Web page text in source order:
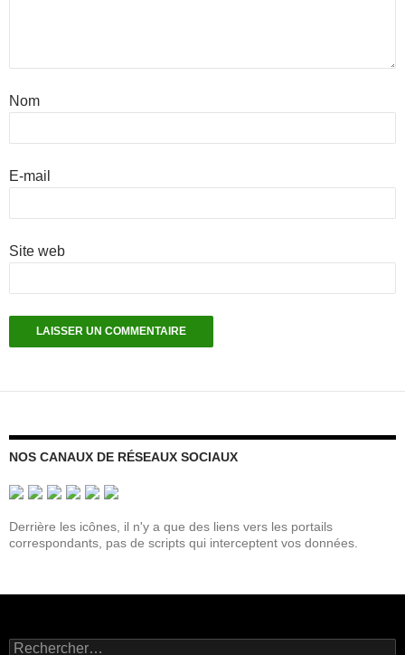
Nom
E-mail
Site web
NOS CANAUX DE RÉSEAUX SOCIAUX
Derrière les icônes, il n'y a que des liens vers les portails
correspondants, pas de scripts qui interceptent vos données.
Rechercher :